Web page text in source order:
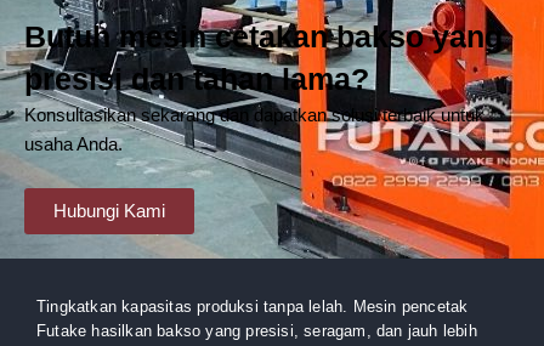
Butuh mesin cetakan bakso yang
presisi dan tahan lama?
Konsultasikan sekarang dan dapatkan solusi terbaik untuk
usaha Anda.
Hubungi Kami
Tingkatkan kapasitas produksi tanpa lelah. Mesin pencetak
Futake hasilkan bakso yang presisi, seragam, dan jauh lebih